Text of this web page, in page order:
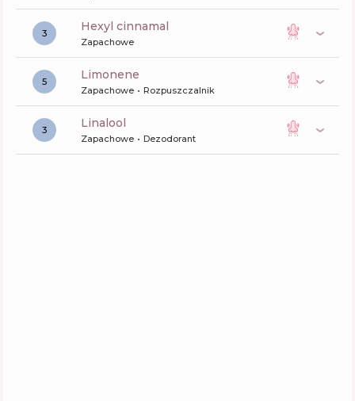
3 hexyl cinnamal
Zapachowe
5 limonene
Zapachowe Rozpuszczalnik
3 linalool
Zapachowe Dezodorant